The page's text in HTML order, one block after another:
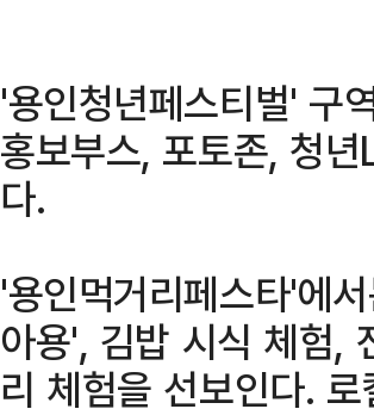
'용인청년페스티벌' 구
홍보부스, 포토존, 청
다.
'용인먹거리페스타'에
아용', 김밥 시식 체험,
리 체험을 선보인다.